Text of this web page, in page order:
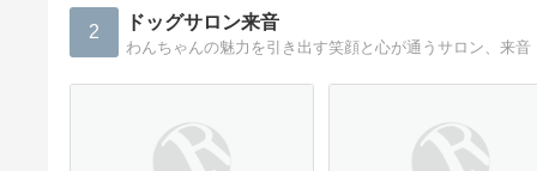
2 ドッグサロン来音